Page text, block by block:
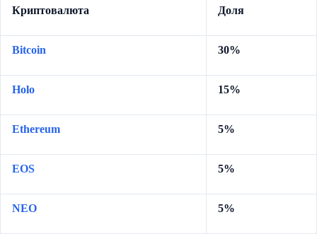
Криптовалюта Доля
Bitcoin 30%
Holo 15%
Ethereum 5%
EOS 5%
NEO 5%